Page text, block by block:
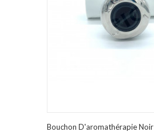
Bouchon D'aromathérapie Noir